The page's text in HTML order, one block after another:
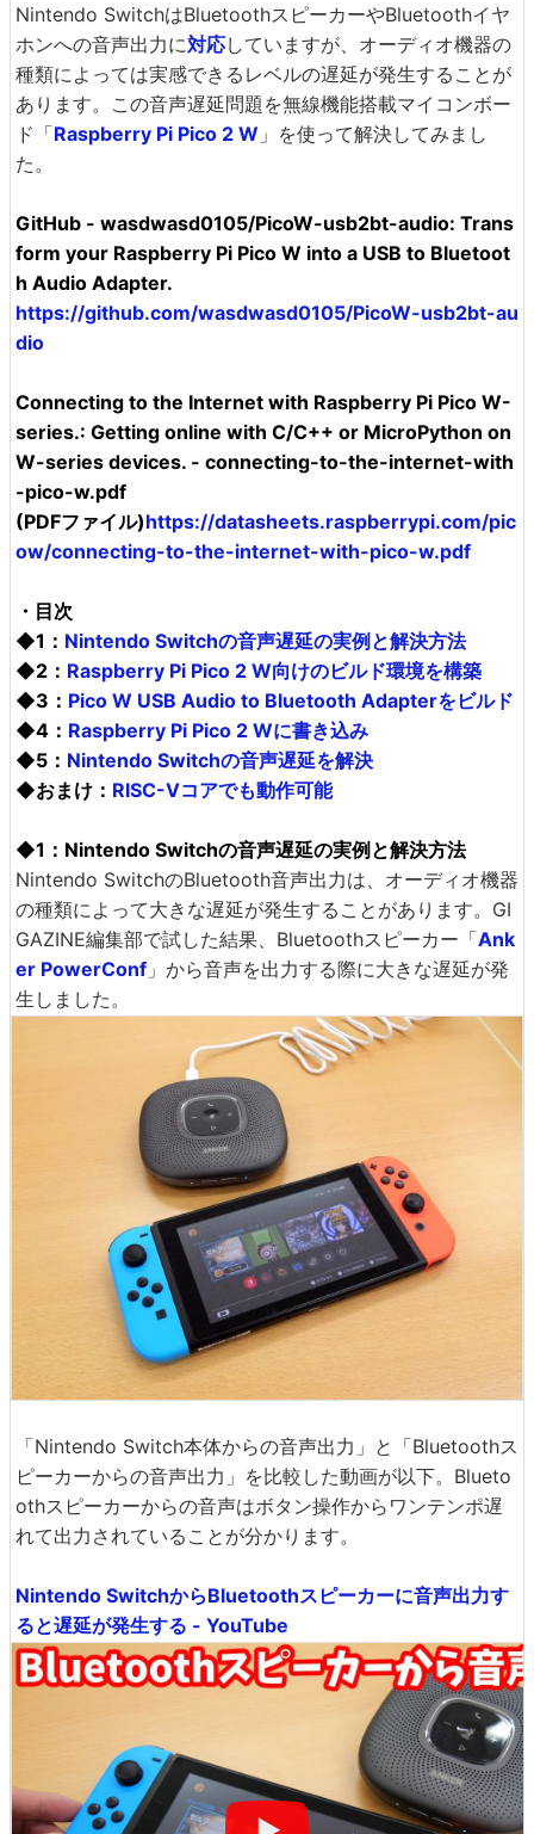
Nintendo SwitchはBluetoothスピーカーやBluetoothイヤ
ホンへの音声出力に対応していますが、オーディオ機器の
種類によっては実感できるレベルの遅延が発生することが
あります。この音声遅延問題を無線機能搭載マイコンボー
ド「Raspberry Pi Pico 2 W 」を使って解決してみまし
た。
GitHub - wasdwasd0105/PicoW-usb2bt-audio: Trans
form your Raspberry Pi Pico W into a USB to Bluetoot
h Audio Adapter.
https://github.com/wasdwasd0105/PicoW-usb2bt-au
dio
Connecting to the Internet with Raspberry Pi Pico W-
series.: Getting online with C/C++ or MicroPython on
W-series devices. - connecting-to-the-internet-with
-pico-w.pdf
(PDFファイル)https://datasheets.raspberrypi.com/pic
ow/connecting-to-the-internet-with-pico-w.pdf
・目次
◆1： Nintendo Switchの音声遅延の実例と解決方法
◆2： Raspberry Pi Pico 2 W向けのビルド環境を構築
◆3： Pico W USB Audio to Bluetooth Adapterをビルド
◆4： Raspberry Pi Pico 2 Wに書き込み
◆5： Nintendo Switchの音声遅延を解決
◆おまけ： RISC-Vコアでも動作可能
◆1：Nintendo Switchの音声遅延の実例と解決方法
Nintendo SwitchのBluetooth音声出力は、オーディオ機器
の種類によって大きな遅延が発生することがあります。GI
GAZINE編集部で試した結果、Bluetoothスピーカー「Ank
er PowerConf 」から音声を出力する際に大きな遅延が発
生しました。
「Nintendo Switch本体からの音声出力」と「Bluetoothス
ピーカーからの音声出力」を比較した動画が以下。Blueto
othスピーカーからの音声はボタン操作からワンテンポ遅
れて出力されていることが分かります。
Nintendo SwitchからBluetoothスピーカーに音声出力す
ると遅延が発生する - YouTube